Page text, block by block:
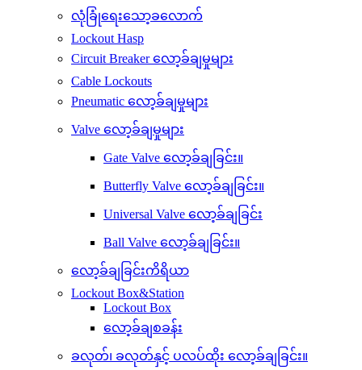
လုံခြုံရေးသော့ခလောက်
Lockout Hasp
Circuit Breaker လော့ခ်ချမှုများ
Cable Lockouts
Pneumatic လော့ခ်ချမှုများ
Valve လော့ခ်ချမှုများ
Gate Valve လော့ခ်ချခြင်း။
Butterfly Valve လော့ခ်ချခြင်း။
Universal Valve လော့ခ်ချခြင်း
Ball Valve လော့ခ်ချခြင်း။
လော့ခ်ချခြင်းကိရိယာ
Lockout Box&Station
Lockout Box
လော့ခ်ချစခန်း
ခလုတ်၊ ခလုတ်နှင့် ပလပ်ထိုး လော့ခ်ချခြင်း။